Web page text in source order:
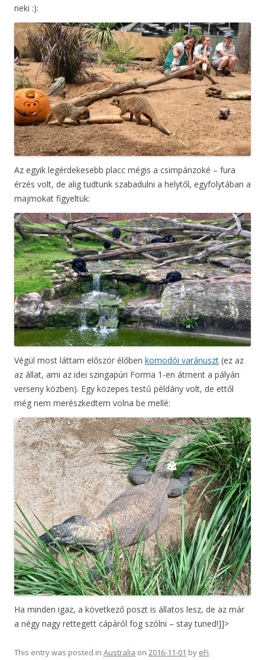
neki :):
Az egyik legérdekesebb placc mégis a csimpánzoké – fura
érzés volt, de alig tudtunk szabadulni a helytől, egyfolytában a
majmokat figyeltük:
Végül most láttam először élőben komodói varánuszt (ez az
az állat, ami az idei szingapúri Forma 1-en átment a pályán
verseny közben). Egy közepes testű példány volt, de ettől
még nem merészkedtem volna be mellé:
Ha minden igaz, a következő poszt is állatos lesz, de az már
a négy nagy rettegett cápáról fog szólni – stay tuned!]]>
This entry was posted in Australia on 2016-11-01 by eFi.